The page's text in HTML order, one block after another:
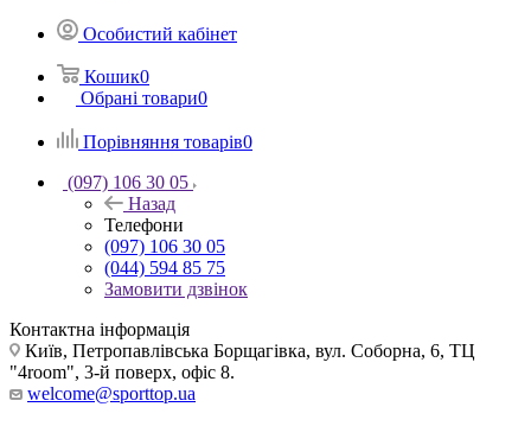
Особистий кабінет
Кошик0
Обрані товари0
Порівняння товарів0
(097) 106 30 05
Назад
Телефони
(097) 106 30 05
(044) 594 85 75
Замовити дзвінок
Контактна інформація
Київ, Петропавлівська Борщагівка, вул. Соборна, 6, ТЦ
"4room", 3-й поверх, офіс 8.
welcome@sporttop.ua